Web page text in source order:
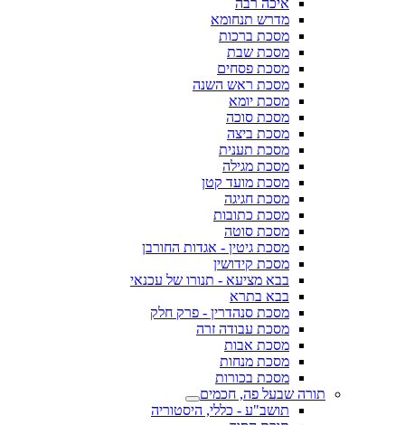
איכה רבה
מדרש תנחומא
מסכת ברכות
מסכת שבת
מסכת פסחים
מסכת ראש השנה
מסכת יומא
מסכת סוכה
מסכת ביצה
מסכת תענית
מסכת מגילה
מסכת מועד קטן
מסכת חגיגה
מסכת כתובות
מסכת סוטה
מסכת גיטין - אגדות החורבן
מסכת קידושין
בבא מציעא - תנורו של עכנאי
בבא בתרא
מסכת סנהדרין - פרק חלק
מסכת עבודה זרה
מסכת אבות
מסכת מנחות
מסכת בכורות
תורה שבעל פה, חכמים
תושב"ע - כללי, היסטוריה